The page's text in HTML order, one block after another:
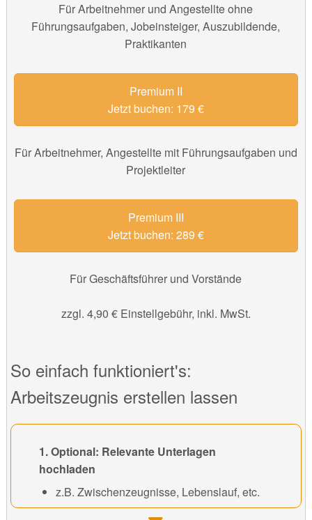
Für Arbeitnehmer und Angestellte ohne
Führungsaufgaben, Jobeinsteiger, Auszubildende,
Praktikanten
Premium II
Jetzt buchen: 179 €
Für Arbeitnehmer, Angestellte mit Führungsaufgaben und
Projektleiter
Premium III
Jetzt buchen: 289 €
Für Geschäftsführer und Vorstände
zzgl. 4,90 € Einstellgebühr, inkl. MwSt.
So einfach funktioniert's:
Arbeitszeugnis erstellen lassen
1. Optional: Relevante Unterlagen
hochladen
z.B. Zwischenzeugnisse, Lebenslauf, etc.